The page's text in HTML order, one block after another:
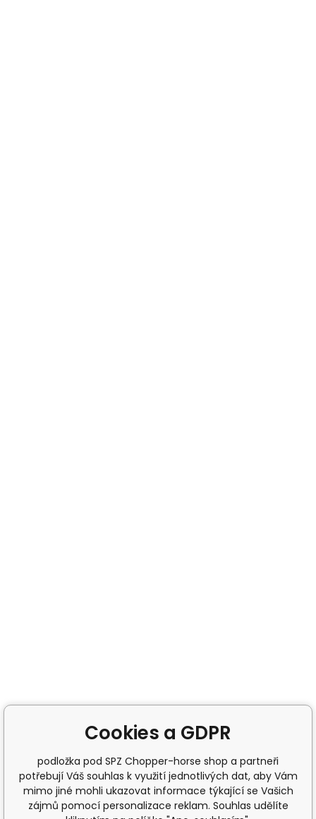
Cookies a GDPR
podložka pod SPZ Chopper-horse shop a partneři
potřebují Váš souhlas k využití jednotlivých dat, aby Vám
mimo jiné mohli ukazovat informace týkající se Vašich
zájmů pomocí personalizace reklam. Souhlas udělíte